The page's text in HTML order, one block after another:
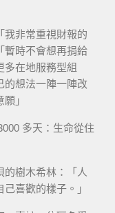
我非常重視財報的
暫時不會想再捐給
多在地服務型組
的想法一陣一陣改
」
多天：生命從住
的樹木希林：「人
喜歡的樣子。」